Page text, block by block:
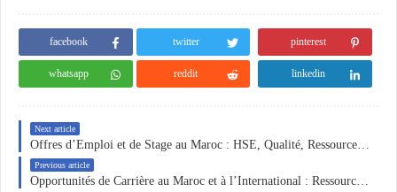
facebook twitter pinterest
whatsapp reddit linkedin
Next article
Previous article